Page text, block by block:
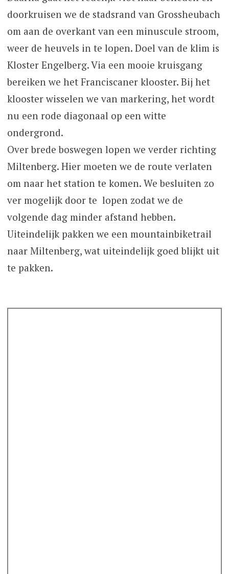
doorkruisen we de stadsrand van Grossheubach
om aan de overkant van een minuscule stroom,
weer de heuvels in te lopen. Doel van de klim is
Kloster Engelberg. Via een mooie kruisgang
bereiken we het Franciscaner klooster. Bij het
klooster wisselen we van markering, het wordt
nu een rode diagonaal op een witte
ondergrond.
Over brede boswegen lopen we verder richting
Miltenberg. Hier moeten we de route verlaten
om naar het station te komen. We besluiten zo
ver mogelijk door te lopen zodat we de
volgende dag minder afstand hebben.
Uiteindelijk pakken we een mountainbiketrail
naar Miltenberg, wat uiteindelijk goed blijkt uit
te pakken.